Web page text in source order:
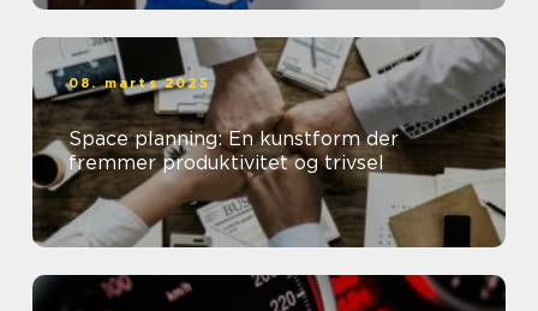
08. marts 2025
Space planning: En kunstform der
fremmer produktivitet og trivsel